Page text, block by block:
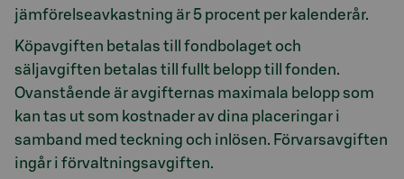
jämförelseavkastning är 5 procent per kalenderår.
Köpavgiften betalas till fondbolaget och
säljavgiften betalas till fullt belopp till fonden.
Ovanstående är avgifternas maximala belopp som
kan tas ut som kostnader av dina placeringar i
samband med teckning och inlösen. Förvarsavgiften
ingår i förvaltningsavgiften.